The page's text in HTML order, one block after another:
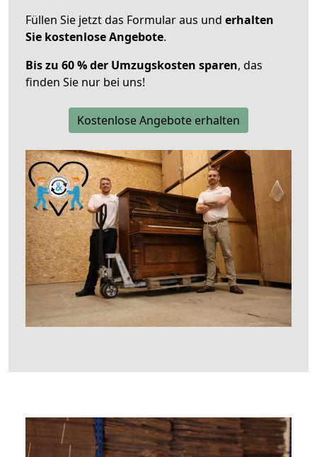
Füllen Sie jetzt das Formular aus und erhalten
Sie kostenlose Angebote.
Bis zu 60 % der Umzugskosten sparen, das
finden Sie nur bei uns!
Kostenlose Angebote erhalten